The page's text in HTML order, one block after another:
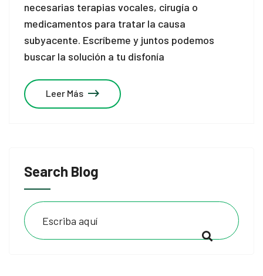
Search Blog
necesarias terapias vocales, cirugía o
medicamentos para tratar la causa
subyacente. Escríbeme y juntos podemos
buscar la solución a tu disfonía
Leer Más